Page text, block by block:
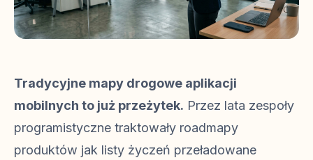
Tradycyjne mapy drogowe aplikacji
mobilnych to już przeżytek. Przez lata zespoły
programistyczne traktowały roadmapy
produktów jak listy życzeń przeładowane